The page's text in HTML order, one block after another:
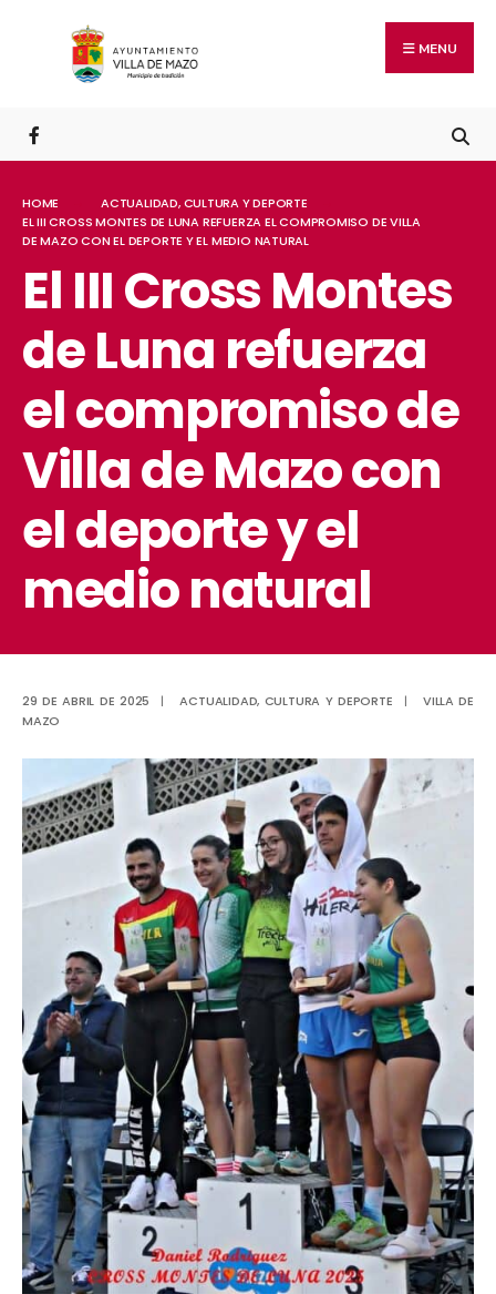
MENU
HOME ACTUALIDAD,CULTURA Y DEPORTE
EL III CROSS MONTES DE LUNA REFUERZA EL COMPROMISO DE VILLA
DE MAZO CON EL DEPORTE Y EL MEDIO NATURAL
El III Cross Montes
de Luna refuerza
el compromiso de
Villa de Mazo con
el deporte y el
medio natural
29 DE ABRIL DE 2025 | ACTUALIDAD, CULTURA Y DEPORTE |
VILLA DE
MAZO